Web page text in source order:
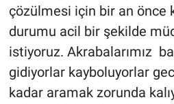
çözülmesi için bir an önce
durumu acil bir şekilde
istiyoruz. Akrabalarımız
gidiyorlar kayboluyorlar
kadar aramak zorunda